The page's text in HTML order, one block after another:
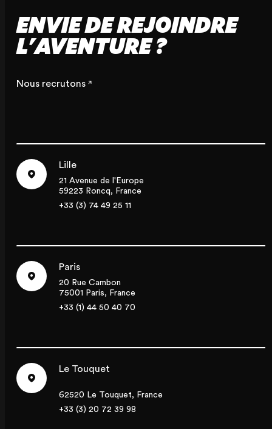
ENVIE DE REJOINDRE
L'AVENTURE ?
Nous recrutons
Lille
21 Avenue de l'Europe
59223 Roncq, France
+33 (3) 74 49 25 11
Paris
20 Rue Cambon
75001 Paris, France
+33 (1) 44 50 40 70
Le Touquet
62520 Le Touquet, France
+33 (3) 20 72 39 98